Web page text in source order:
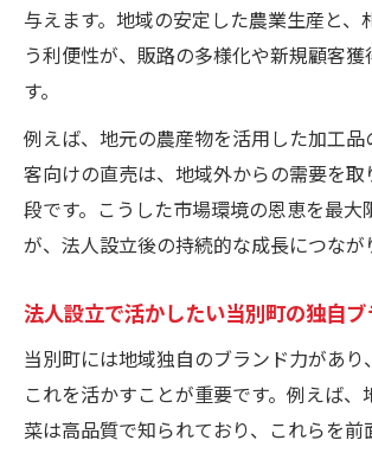
与えます。地域の安定した農業生産と、
う利便性が、販路の多様化や新規顧客獲
す。
例えば、地元の農産物を活用した加工品
客向けの直売は、地域外からの需要を
段です。こうした市場環境の恩恵を最大
が、法人設立後の持続的な成長につなが
法人設立で活かしたい当別町の独自
当別町には地域独自のブランド力があり
これを活かすことが重要です。例えば、
菜は高品質で知られており、これらを